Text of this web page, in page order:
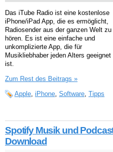
Das iTube Radio ist eine kostenlose
iPhone/iPad App, die es ermöglicht,
Radiosender aus der ganzen Welt zu
hören. Es ist eine einfache und
unkomplizierte App, die für
Musikliebhaber jeden Alters geeignet
ist.
Zum Rest des Beitrags »
Apple iPhone Software Tipps
Spotify Musik und
Download